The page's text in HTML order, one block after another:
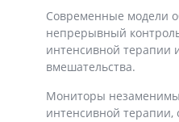
Современные модели
непрерывный
интенсивной терапии
вмешательства.
Мониторы
интенсивной